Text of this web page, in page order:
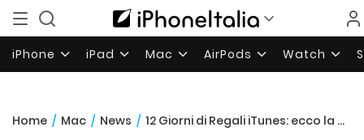
iPhone iPad Mac AirPods Watch
Home / Mac / News / 12 Giorni di Regali iTunes: ecco la prima sorpresa di Apple!